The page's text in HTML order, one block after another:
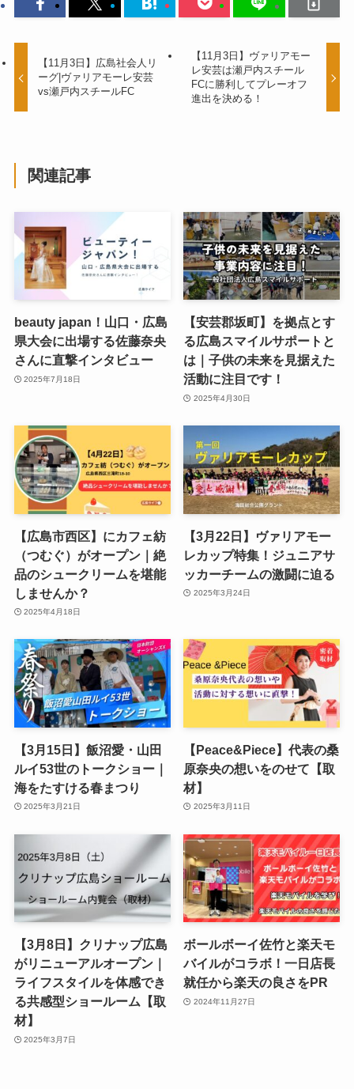
【11月3日】広島社会人リ
ーグ|ヴァリアモーレ安芸
vs瀬戸内スチールFC
【11月3日】ヴァリアモー
レ安芸は瀬戸内スチール
FCに勝利してプレーオフ
進出を決める！
関連記事
beauty japan！山口・広島
県大会に出場する佐藤奈央
さんに直撃インタビュー
2025年7月18日
【安芸郡坂町】を拠点とす
る広島スマイルサポートと
は｜子供の未来を見据えた
活動に注目です！
2025年4月30日
【広島市西区】にカフェ紡
（つむぐ）がオープン｜絶
品のシュークリームを堪能
しませんか？
2025年4月18日
【3月22日】ヴァリアモー
レカップ特集！ジュニアサ
ッカーチームの激闘に迫る
2025年3月24日
【3月15日】飯沼愛・山田
ルイ53世のトークショー｜
海をたすける春まつり
2025年3月21日
【Peace&Piece】代表の桑
原奈央の想いをのせて【取
材】
2025年3月11日
【3月8日】クリナップ広島
がリニューアルオープン｜
ライフスタイルを体感でき
る共感型ショールーム【取
材】
2025年3月7日
ボールボーイ佐竹と楽天モ
バイルがコラボ！一日店長
就任から楽天の良さをPR
2024年11月27日